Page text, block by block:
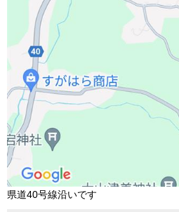
県道40号線沿いです